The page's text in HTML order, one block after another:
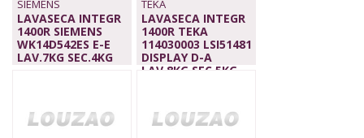
SIEMENS
LAVASECA INTEGR
1400R SIEMENS
WK14D542ES E-E
LAV.7KG SEC.4KG
TEKA
LAVASECA INTEGR
1400R TEKA
114030003 LSI51481
DISPLAY D-A
LAV.8KG SEC.5KG